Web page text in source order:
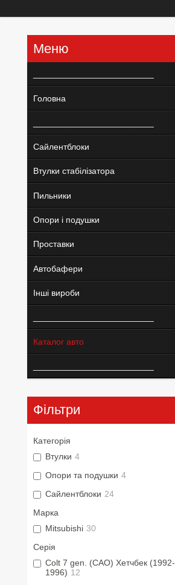
Головна
Сайлентблоки
Втулки стабілізатора
Пильники
Опори і подушки
Проставки
Автобафери
Інші вироби
Каталог авто
Фільтри
Категорія
Втулки 4
Опори та подушки 4
Сайлентблоки 24
Марка
Mitsubishi 30
Серія
Colt 7 gen. (CAO) Хетчбек (1992-
1996) 12